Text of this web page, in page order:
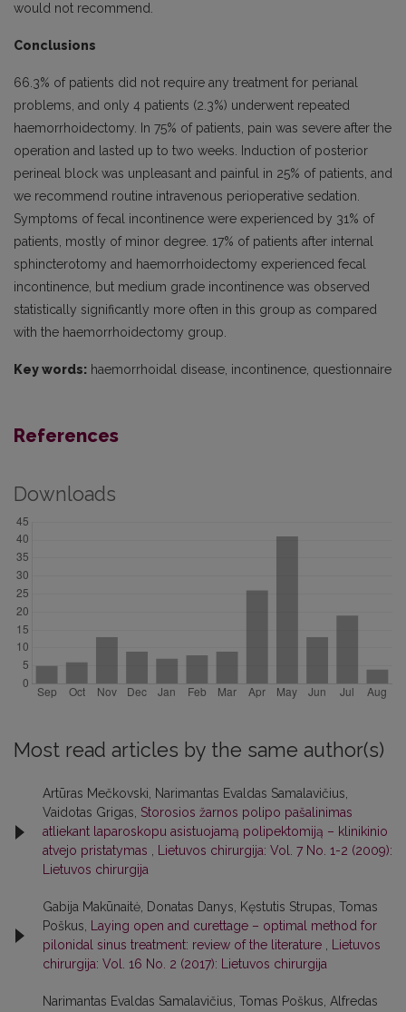
would not recommend.
Conclusions
66.3% of patients did not require any treatment for perianal
problems, and only 4 patients (2.3%) underwent repeated
haemorrhoidectomy. In 75% of patients, pain was severe after the
operation and lasted up to two weeks. Induction of posterior
perineal block was unpleasant and painful in 25% of patients, and
we recommend routine intravenous perioperative sedation.
Symptoms of fecal incontinence were experienced by 31% of
patients, mostly of minor degree. 17% of patients after internal
sphincterotomy and haemorrhoidectomy experienced fecal
incontinence, but medium grade incontinence was observed
statistically significantly more often in this group as compared
with the haemorrhoidectomy group.
Key words: haemorrhoidal disease, incontinence, questionnaire
References
Downloads
Most read articles by the same author(s)
Artūras Mečkovski, Narimantas Evaldas Samalavičius,
Vaidotas Grigas, Storosios žarnos polipo pašalinimas
atliekant laparoskopu asistuojamą polipektomiją – klinikinio
atvejo pristatymas
Lietuvos chirurgija: Vol. 7 No. 1-2 (2009):
Lietuvos chirurgija
Gabija Makūnaitė, Donatas Danys, Kęstutis Strupas, Tomas
Poškus,
Laying open and curettage – optimal method for
pilonidal sinus treatment: review of the literature
Lietuvos
chirurgija: Vol. 16 No. 2 (2017): Lietuvos chirurgija
Narimantas Evaldas Samalavičius, Tomas Poškus, Alfredas